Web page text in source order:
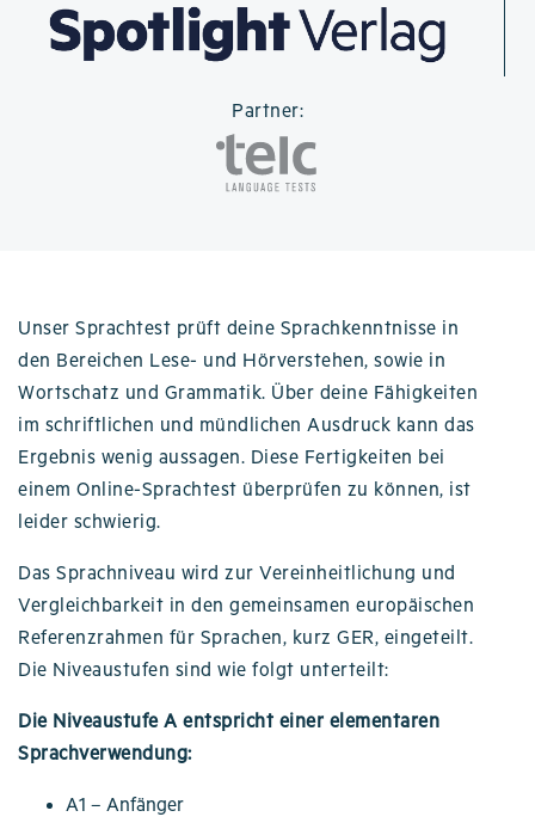
Partner:
Unser Sprachtest prüft deine Sprachkenntnisse in
den Bereichen Lese- und Hörverstehen, sowie in
Wortschatz und Grammatik. Über deine Fähigkeiten
im schriftlichen und mündlichen Ausdruck kann das
Ergebnis wenig aussagen. Diese Fertigkeiten bei
einem Online-Sprachtest überprüfen zu können, ist
leider schwierig.
Das Sprachniveau wird zur Vereinheitlichung und
Vergleichbarkeit in den gemeinsamen europäischen
Referenzrahmen für Sprachen, kurz GER, eingeteilt.
Die Niveaustufen sind wie folgt unterteilt:
Die Niveaustufe A entspricht einer elementaren
Sprachverwendung:
A1 – Anfänger